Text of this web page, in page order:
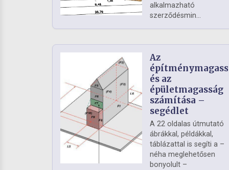
alkalmazható
szerződésmin...
Az
és az
épületmagasság
számítása –
segédlet
A 22 oldalas útmutató
ábrákkal, példákkal,
táblázattal is segíti a –
néha meglehetősen
bonyolult –